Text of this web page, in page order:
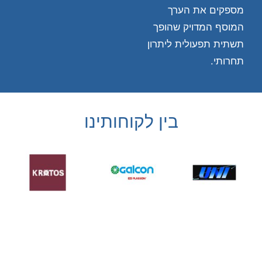
מספקים את הערך
המוסף המדויק שהופך
תשתית תפעולית ליתרון
תחרותי.
בין לקוחותינו